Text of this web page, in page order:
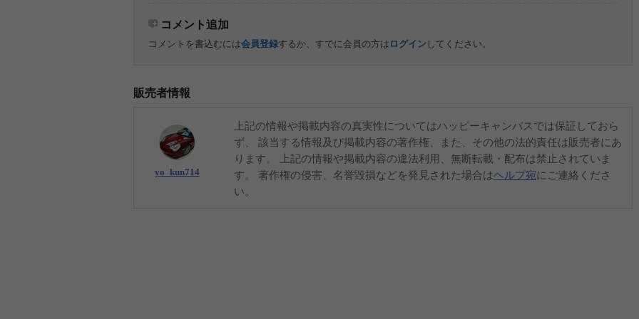
コメント追加
コメントを書込むには会員登録するか、すでに会員の方は ログイン してください。
販売者情報
yo_kun714
上記の情報や掲載内容の真実性についてはハッピーキャンパスでは保証しておら
ず、 該当する情報及び掲載内容の著作権、また、その他の法的責任は販売者にあ
ります。 上記の情報や掲載内容の違法利用、無断転載・配布は禁止されていま
す。 著作権の侵害、名誉毀損などを発見された場合はヘルプ宛にご連絡くださ
い。